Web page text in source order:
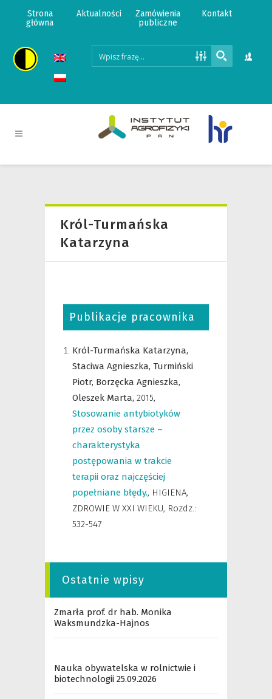
Strona
główna
Aktualności
Zamówienia
publiczne
Kontakt
Król-Turmańska
Katarzyna
Publikacje pracownika
Król-Turmańska Katarzyna,
Staciwa Agnieszka, Turmiński
Piotr, Borzęcka Agnieszka,
Oleszek Marta, 2015,
Stosowanie antybiotyków
przez osoby starsze –
charakterystyka
postępowania w trakcie
terapii oraz najczęściej
popełniane błędy., HIGIENA,
ZDROWIE W XXI WIEKU, Rozdz.:
532-547
Ostatnie wpisy
Zmarła prof. dr hab. Monika
Waksmundzka-Hajnos
Nauka obywatelska w rolnictwie i
biotechnologii 25.09.2026